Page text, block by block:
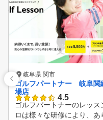
岐阜県 関市
ゴルフパートナー 岐阜関
場店
4.5
ゴルフパートナーのレッス
ロは様々な研修により、あ